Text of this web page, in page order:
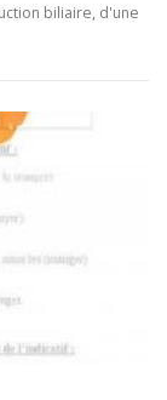
biliaire, d'une